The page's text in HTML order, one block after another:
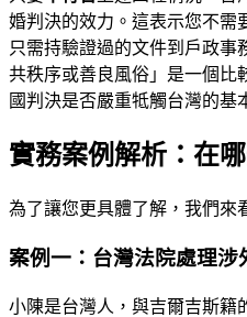
婚判決的效力。這表示您不需
只需持驗證過的文件到戶政事
共秩序或善良風俗」是一個比
國判決是否嚴重牴觸台灣的基
實務案例解析：在
為了讓您更具體了解，我們來
案例一：台灣法院處理涉
小陳是台灣人，與吉爾吉斯籍